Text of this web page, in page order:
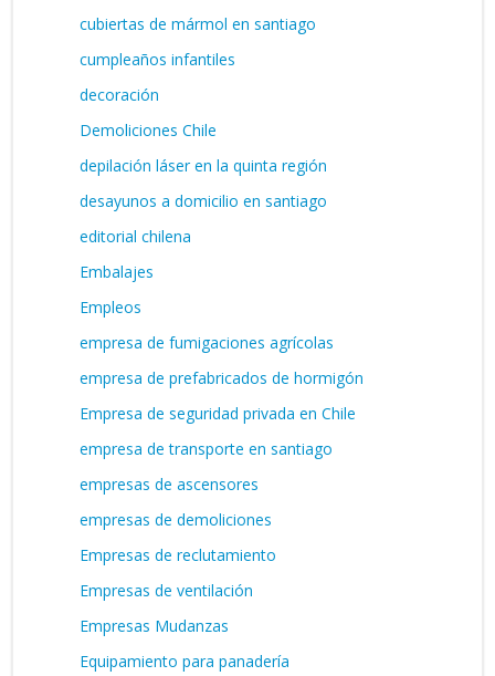
cubiertas de mármol en santiago
cumpleaños infantiles
decoración
Demoliciones Chile
depilación láser en la quinta región
desayunos a domicilio en santiago
editorial chilena
Embalajes
Empleos
empresa de fumigaciones agrícolas
empresa de prefabricados de hormigón
Empresa de seguridad privada en Chile
empresa de transporte en santiago
empresas de ascensores
empresas de demoliciones
Empresas de reclutamiento
Empresas de ventilación
Empresas Mudanzas
Equipamiento para panadería